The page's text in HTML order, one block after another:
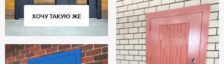
ХОЧУ ТАКУЮ ЖЕ